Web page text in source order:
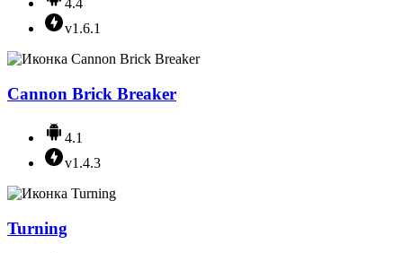
4.4
v1.6.1
Cannon Brick Breaker
4.1
v1.4.3
Turning